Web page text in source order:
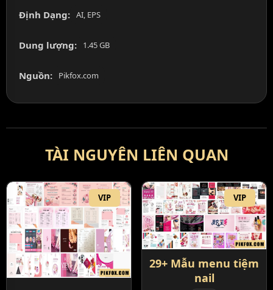
Định Dạng: AI, EPS
Dung lượng: 1.45 GB
Nguồn: Pikfox.com
TÀI NGUYÊN LIÊN QUAN
VIP VIP
29+ Mẫu menu tiệm
nail